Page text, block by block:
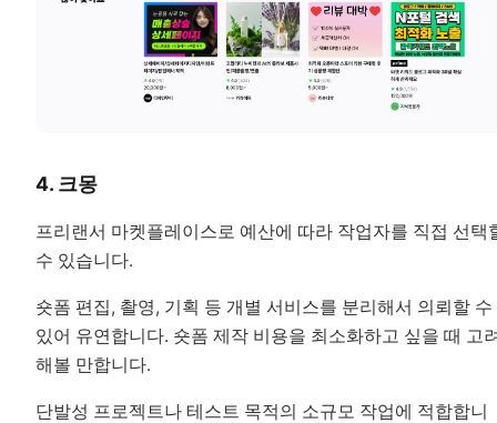
4. 크몽
프리랜서 마켓플레이스로 예산에 따라 작업자를 직접 선택
수 있습니다.
숏폼 편집, 촬영, 기획 등 개별 서비스를 분리해서 의뢰할 수
있어 유연합니다. 숏폼 제작 비용을 최소화하고 싶을 때 고
해볼 만합니다.
단발성 프로젝트나 테스트 목적의 소규모 작업에 적합합니